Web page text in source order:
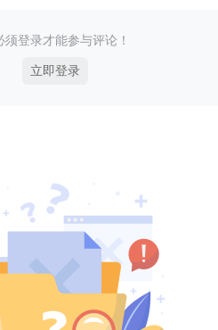
须登录才能参与评论！
立即登录